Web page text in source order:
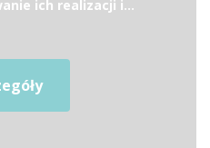
ich realizacji i...